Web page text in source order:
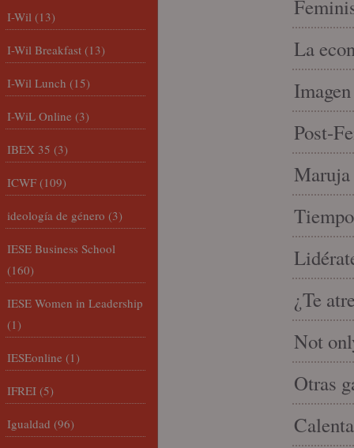
La
Post-
Maruja
¿Te
Not
Otras
I-Wil (13)
I-Wil Breakfast (13)
I-Wil Lunch (15)
I-WiL Online (3)
IBEX 35 (3)
ICWF (109)
ideología de género (3)
IESE Business School
(160)
IESE Women in Leadership
(1)
IESEonline (1)
IFREI (5)
Igualdad (96)